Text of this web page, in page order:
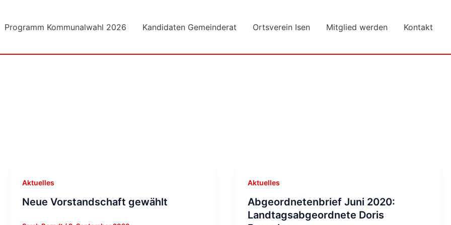
Programm Kommunalwahl 2026 Kandidaten Gemeinderat Ortsverein Isen Mitglied werden Kontakt
Aktuelles
Neue Vorstandschaft gewählt
Aktuelles
Abgeordnetenbrief Juni 2020:
Landtagsabgeordnete Doris